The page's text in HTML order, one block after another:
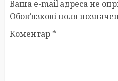
Ваша e-mail адреса не
Обов’язкові поля
Коментар *